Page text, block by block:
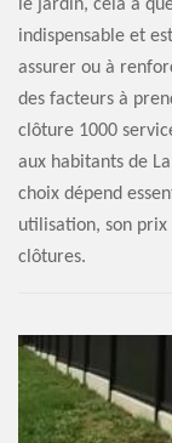
le jardin, cela a
indispensable et
assurer ou à
des facteurs à
clôture 1000
aux habitants de
choix dépend
utilisation, son
clôtures.